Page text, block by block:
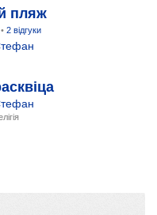
пляж
• 2 відгуки